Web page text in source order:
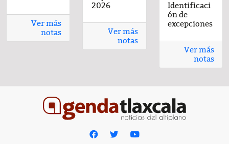
Ver más
notas
2026
2026
Ver más
notas
Identificaci
ón de
excepciones
Ver más
notas